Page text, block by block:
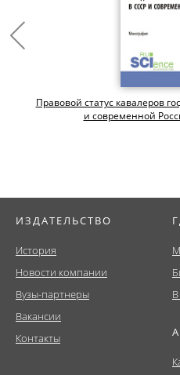
Правовой статус кавалеров
и современной
ИЗДАТЕЛЬСТВО
История
Новости компании
Вузы-партнеры
Вакансии
Контакты